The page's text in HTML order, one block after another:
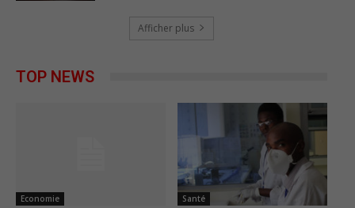
Afficher plus
TOP NEWS
Economie Santé